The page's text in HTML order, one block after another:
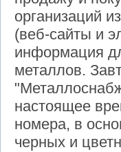
организаций
(веб-сайты и
информация
металлов.
настоящее
номера, в
черных и